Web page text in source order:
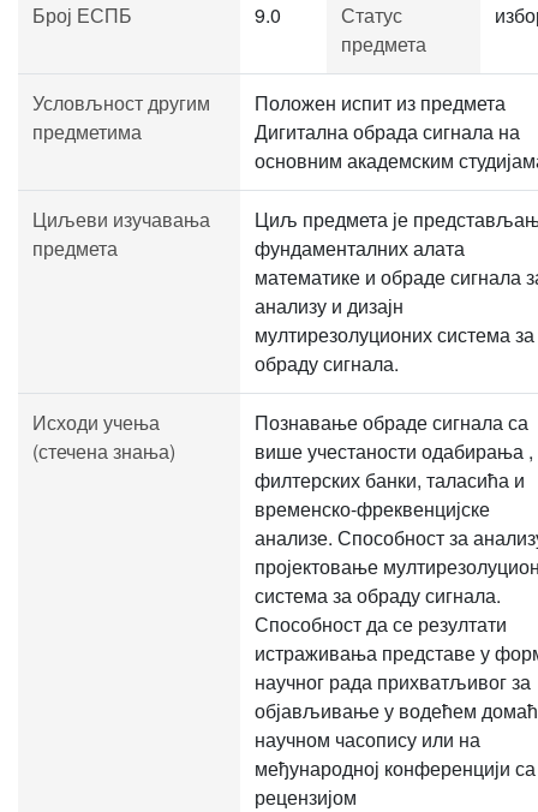
Број ЕСПБ 9.0
Статус
предмета
Условљност другим
предметима
Положен испит из предмета
Дигитална обрада сигнала на
основним академским
Циљеви изучавања
предмета
Циљ предмета је
фундаменталних алата
математике и обраде сигнала
анализу и дизајн
мултирезолуционих система за
обраду сигнала.
Исходи учења
(стечена знања)
Познавање обраде сигнала са
више учестаности одабирања ,
филтерских банки, таласића и
временско-фреквенцијске
анализе. Способност за
пројектовање
система за обраду сигнала.
Способност да се резултати
истраживања представе у
научног рада прихватљивог за
објављивање у водећем
научном часопису или на
међународној конференцији са
рецензијом